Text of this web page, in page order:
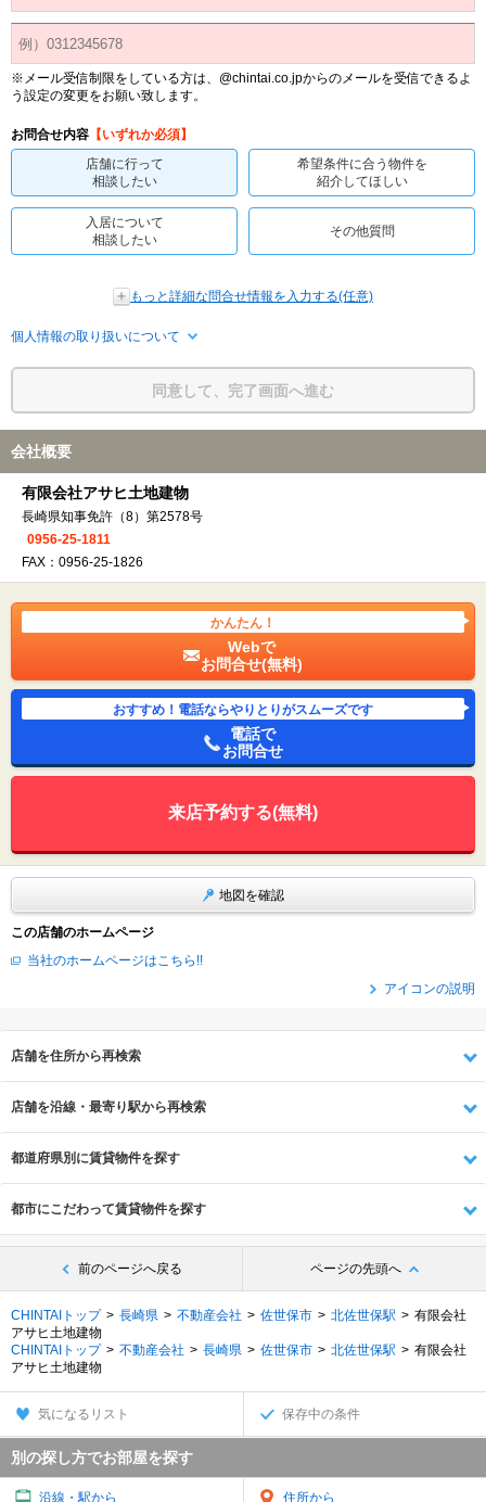
※メール受信制限をしている方は、@chintai.co.jpからのメールを受信できるよ
う設定の変更をお願い致します。
お問合せ内容 【いずれか必須】
店舗に行って
相談したい
希望条件に合う物件を
紹介してほしい
入居について
相談したい
その他質問
もっと詳細な問合せ情報を入力する(任意)
個人情報の取り扱いについて
同意して、完了画面へ進む
会社概要
有限会社アサヒ土地建物
長崎県知事免許（8）第2578号
0956-25-1811
FAX：0956-25-1826
かんたん！
Webで
お問合せ(無料)
おすすめ！電話ならやりとりがスムーズです
電話で
お問合せ
来店予約する(無料)
地図を確認
この店舗のホームページ
当社のホームページはこちら!!
アイコンの説明
店舗を住所から再検索
店舗を沿線・最寄り駅から再検索
都道府県別に賃貸物件を探す
都市にこだわって賃貸物件を探す
前のページへ戻る ページの先頭へ
CHINTAIトップ 長崎県 不動産会社 佐世保市 北佐世保駅
有限会社
アサヒ土地建物
CHINTAIトップ
不動産会社 長崎県 佐世保市 北佐世保駅
有限会社
アサヒ土地建物
気になるリスト 保存中の条件
別の探し方でお部屋を探す
沿線・駅から 住所から